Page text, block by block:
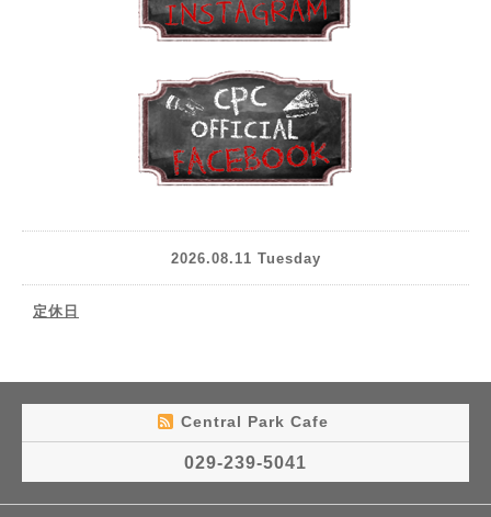
2026.08.11 Tuesday
定休日
Central Park Cafe
029-239-5041